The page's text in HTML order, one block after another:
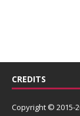
CREDITS
Copyright © 2015-